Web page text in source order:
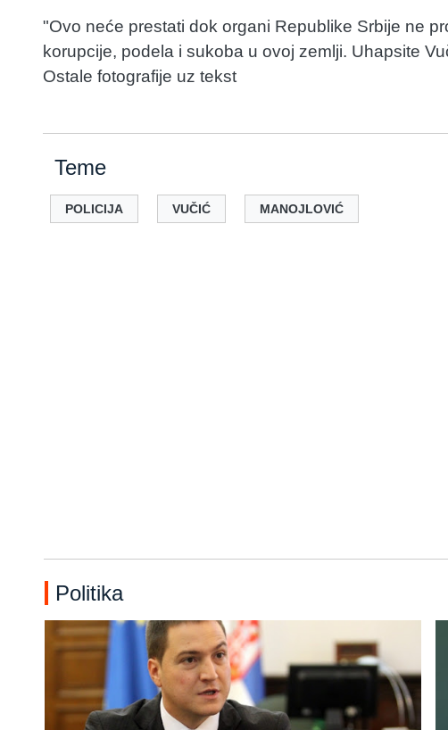
"Ovo neće prestati dok organi Republike Srbije ne
korupcije, podela i sukoba u ovoj zemlji. Uhapsite
Ostale fotografije uz tekst
Teme
POLICIJA VUČIĆ MANOJLOVIĆ
Politika